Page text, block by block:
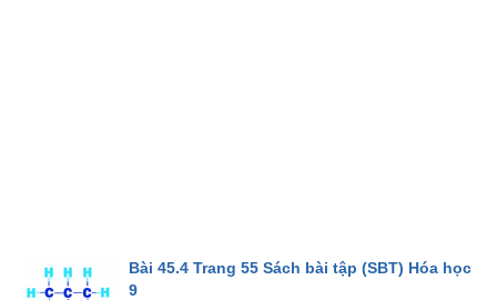
Bài 45.4 Trang 55 Sách bài tập (SBT) Hóa học
9